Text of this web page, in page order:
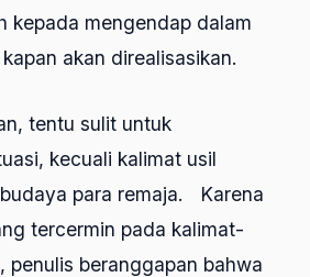
kepada mengendap dalam
akan direalisasikan.
tentu sulit untuk
kecuali kalimat usil
para remaja. Karena
tercermin pada kalimat-
penulis beranggapan bahwa